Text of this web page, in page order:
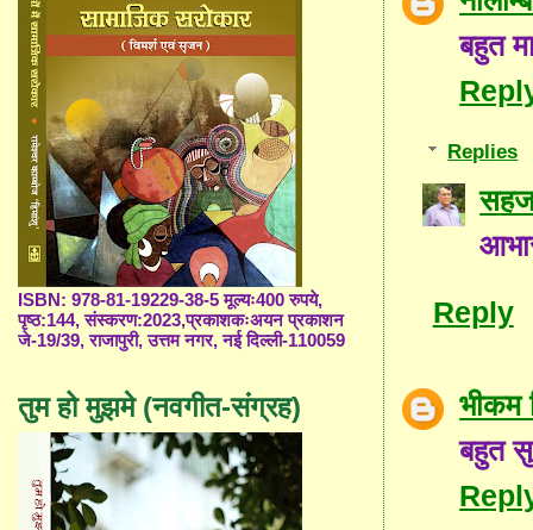
बहुत
Replies
सहज
Reply
भीकम
बहुत
ISBN: 978-81-19229-38-5 मूल्यः400 रुपये,
पृष्ठ:144, संस्करण:2023,प्रकाशकःअयन प्रकाशन
जे-19/39, राजापुरी, उत्तम नगर, नई दिल्ली-110059
तुम हो मुझमे (नवगीत-संग्रह)